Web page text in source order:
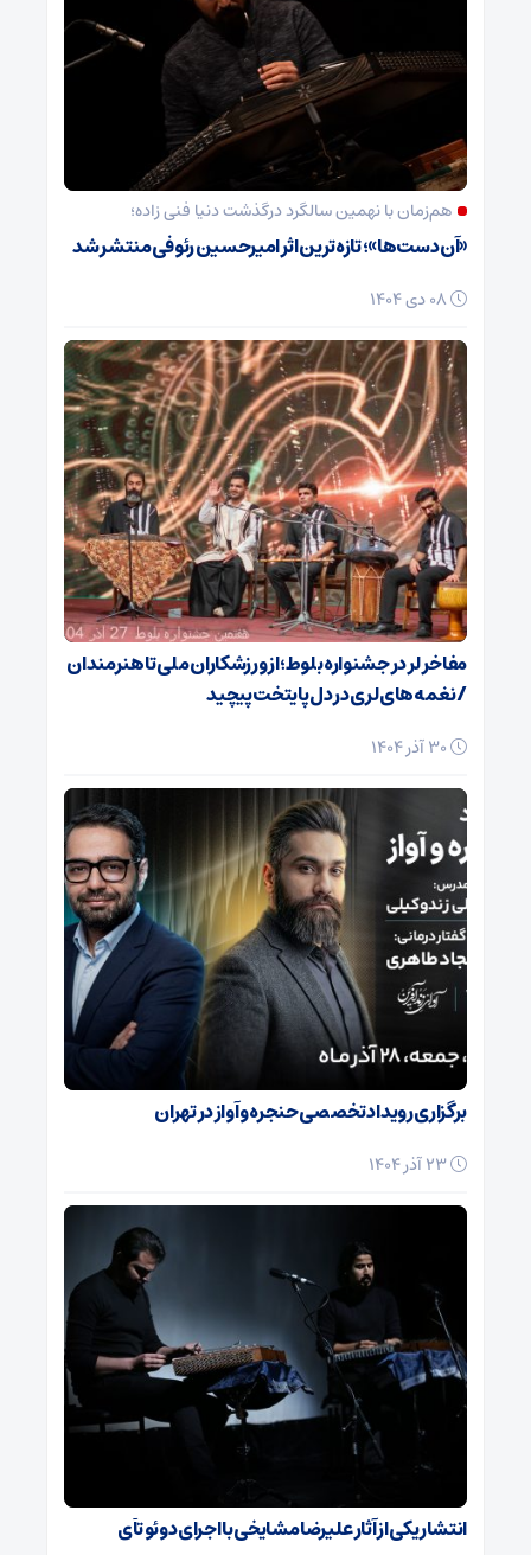
هم‌زمان با نهمین سالگرد درگذشت دنیا فنی زاده؛
«آن دست‌ها»؛ تازه‌ترین اثر امیرحسین رئوفی منتشر شد
مفاخر لر در جشنواره بلوط؛ از ورزشکاران ملی تا هنرمندان
/ نغمه‌های لری در دل پایتخت پیچید
برگزاری رویداد تخصصی حنجره و آواز در تهران
انتشار یکی از آثار علیرضا مشایخی با اجرای دوئو تآی